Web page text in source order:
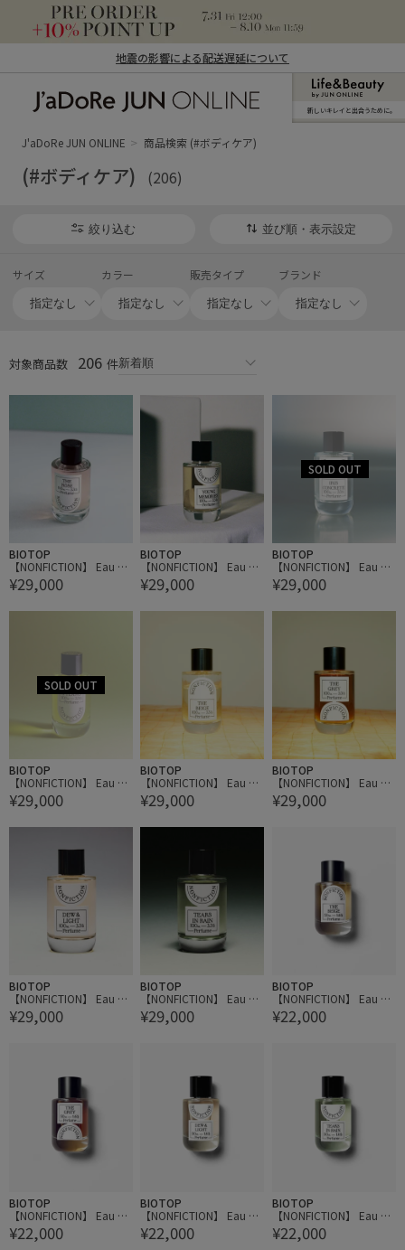
地震の影響による配送遅延について
ン オンライン）
新しいキレイと出合うために。
J'aDoRe JUN ONLINE 商品検索 (#ボディケア)
(#ボディケア) (206)
絞り込む 並び順・表示設定
サイズ カラー 販売タイプ ブランド
対象商品数 206 件
BIOTOP
【NONFICTION】 Eau de
Parfum 100ml
¥29,000
BIOTOP
【NONFICTION】 Eau de
Parfum 100ml
¥29,000
BIOTOP
【NONFICTION】 Eau de
Parfum 100ml
¥29,000
BIOTOP
【NONFICTION】 Eau de
Parfum 100ml
¥29,000
BIOTOP
【NONFICTION】 Eau de
Parfum 100ml
¥29,000
BIOTOP
【NONFICTION】 Eau de
Parfum 100ml
¥29,000
BIOTOP
【NONFICTION】 Eau de
Parfum 100ml
¥29,000
BIOTOP
【NONFICTION】 Eau de
Parfum 100ml
¥29,000
BIOTOP
【NONFICTION】 Eau de
Parfum 50ml
¥22,000
BIOTOP
【NONFICTION】 Eau de
Parfum 50ml
¥22,000
BIOTOP
【NONFICTION】 Eau de
Parfum 50ml
¥22,000
BIOTOP
【NONFICTION】 Eau de
Parfum 50ml
¥22,000